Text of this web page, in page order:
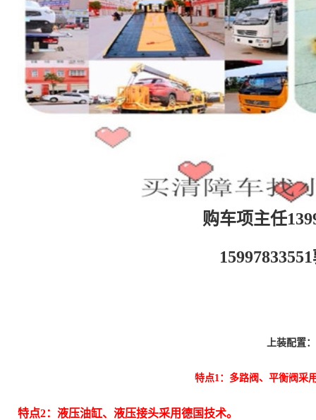
购车项主任
上装配置：
特点1：多路阀、平衡阀采
特点2：液压油缸、液压接头采用德国技术。